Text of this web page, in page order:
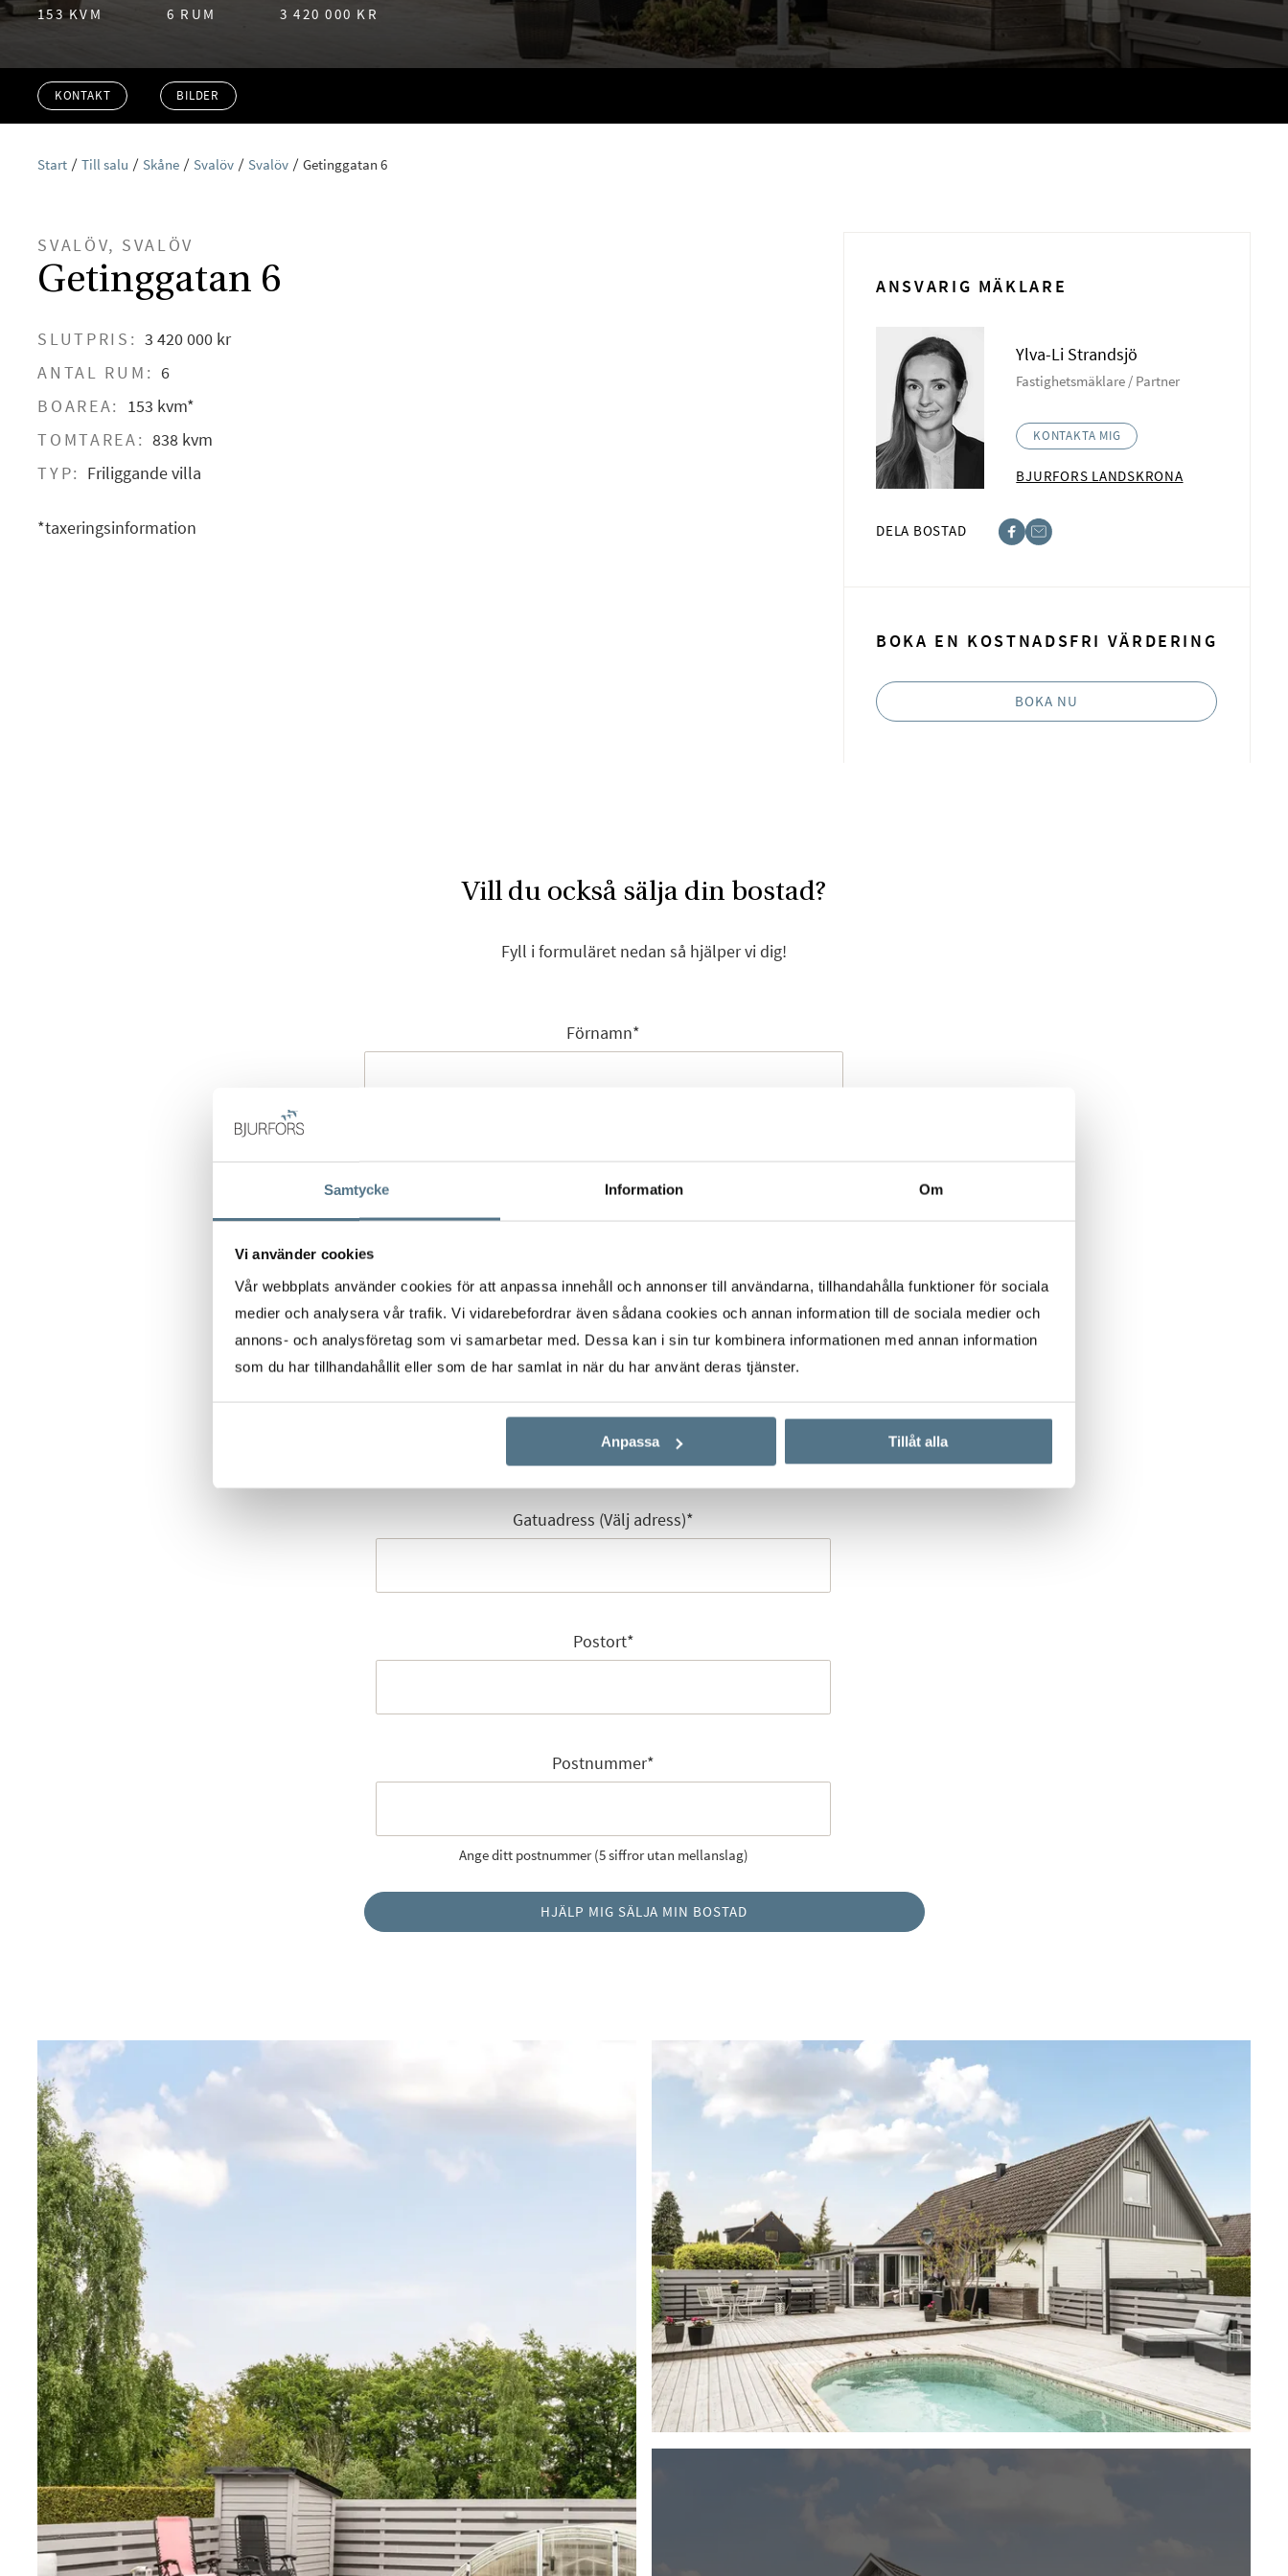
Samtycke Information Om
Vi använder cookies
Vår webbplats använder cookies för att anpassa innehåll och annonser till användarna, tillhandahålla funktioner för sociala
medier och analysera vår trafik. Vi vidarebefordrar även sådana cookies och annan information till de sociala medier och
annons- och analysföretag som vi samarbetar med. Dessa kan i sin tur kombinera informationen med annan information
som du har tillhandahållit eller som de har samlat in när du har använt deras tjänster.
Anpassa Tillåt alla
153 KVM 6 RUM 3 420 000 KR
KONTAKT BILDER
Start Till salu Skåne Svalöv Svalöv Getinggatan 6
SVALÖV, SVALÖV
Getinggatan 6
SLUTPRIS: 3 420 000 kr
ANTAL RUM: 6
BOAREA:
153 kvm*
TOMTAREA: 838 kvm
TYP: Friliggande villa
*taxeringsinformation
ANSVARIG MÄKLARE
Ylva-Li Strandsjö
Fastighetsmäklare / Partner
KONTAKTA MIG
BJURFORS LANDSKRONA
DELA BOSTAD
BOKA EN KOSTNADSFRI VÄRDERING
BOKA NU
Vill du också sälja din bostad?
Fyll i formuläret nedan så hjälper vi dig!
Förnamn*
Mobilnummer
E-post*
Gatuadress (Välj adress)*
Postort*
Postnummer*
Ange ditt postnummer (5 siffror utan mellanslag)